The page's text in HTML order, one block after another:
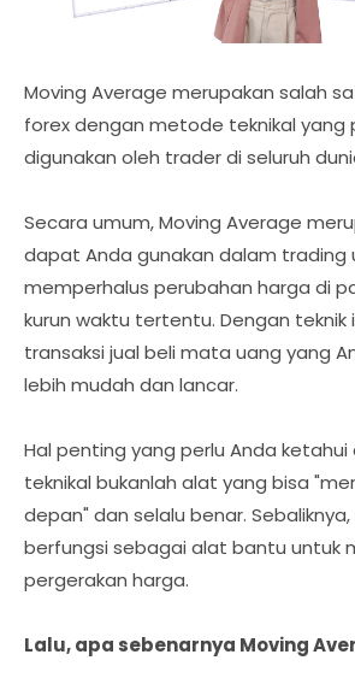
Moving Average merupakan salah
forex dengan metode teknikal yang
digunakan oleh trader di seluruh
Secara umum, Moving Average
dapat Anda gunakan dalam trading
memperhalus perubahan harga di
kurun waktu tertentu. Dengan teknik
transaksi jual beli mata uang yang
lebih mudah dan lancar.
Hal penting yang perlu Anda
teknikal bukanlah alat yang bisa
depan" dan selalu benar.
berfungsi sebagai alat bantu untuk
pergerakan harga.
Lalu, apa sebenarnya Moving